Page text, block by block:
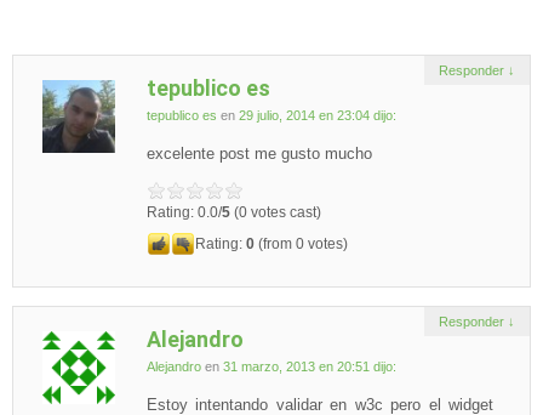
tepublico es
tepublico es en 29 julio, 2014 en 23:04 dijo:
excelente post me gusto mucho
Rating: 0.0/5 (0 votes cast)
Rating: 0 (from 0 votes)
Responder ↓
Alejandro
Alejandro en 31 marzo, 2013 en 20:51 dijo:
Estoy intentando validar en w3c pero el widget
Responder ↓